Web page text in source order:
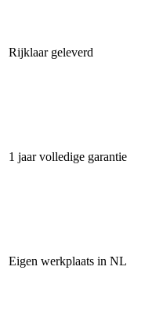
Rijklaar geleverd
1 jaar volledige garantie
Eigen werkplaats in NL